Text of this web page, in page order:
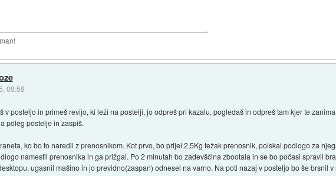
08:58
v posteljo in primeš revijo, ki leži na postelji, jo odpreš pri kazalu, pogledaš in odpreš tam kjer te
poleg postelje in zaspiš.
ko bo to naredil z prenosnikom. Kot prvo, bo prijel 2,5Kg težak prenosnik, poiskal podlogo za
namestil prenosnika in ga prižgal. Po 2 minutah bo zadevščina zbootala in se bo počasi spravil
ugasnil mašino in jo previdno(zaspan) odnesel na varno. Na poti nazaj v posteljo bo še brsnil